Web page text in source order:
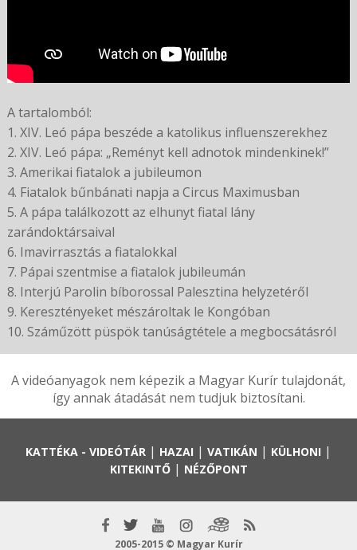
A tartalomból:
1. XIV. Leó pápa beszéde a katolikus influenszerekhez
2. XIV. Leó pápa: „Reményt kell adnotok mindenkinek!”
3. Amerikai fiatalok a jubileumon
4. Fiatalok bűnbánati napja a Circus Maximusban
5. A pápa találkozott az elhunyt fiatal lány
zarándoktársaival
6. Imavirrasztás a fiatalokkal
7. Pápai szentmise a fiatalok jubileumán
8. Interjú Parolin bíborossal Palesztina helyzetéről
9. Keresztényeket mészároltak le Kongóban
10. Száműzött püspök tanúságtétele a megbocsátásról
A videóanyagok nem képezik a Magyar Kurír tulajdonát,
így annak átadását nem tudjuk biztosítani.
KATTÉKA - VIDEÓTÁR | HAZAI | VATIKÁN | KÜLHONI |
KITEKINTŐ| NÉZŐPONT
2005-2015 © Magyar Kurír